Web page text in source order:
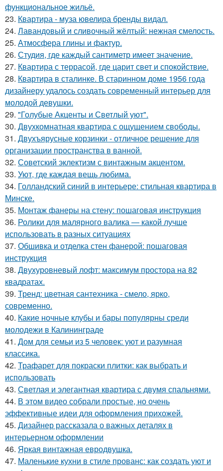
функциональное жильё.
23. Квартира - муза ювелира бренды видал.
24. Лавандовый и сливочный жёлтый: нежная смелость.
25. Атмосфера глины и фактур.
26. Студия, где каждый сантиметр имеет значение.
27. Квартира с террасой, где царит свет и спокойствие.
28. Квартира в сталинке. В старинном доме 1956 года
дизайнеру удалось создать современный интерьер для
молодой девушки.
29. "Голубые Акценты и Светлый уют".
30. Двухкомнатная квартира с ощущением свободы.
31. Двухъярусные корзинки - отличное решение для
организации пространства в ванной.
32. Советский эклектизм с винтажным акцентом.
33. Уют, где каждая вещь любима.
34. Голландский синий в интерьере: стильная квартира в
Минске.
35. Монтаж фанеры на стену: пошаговая инструкция
36. Ролики для малярного валика — какой лучше
использовать в разных ситуациях
37. Обшивка и отделка стен фанерой: пошаговая
инструкция
38. Двухуровневый лофт: максимум простора на 82
квадратах.
39. Тренд: цветная сантехника - смело, ярко,
современно.
40. Какие ночные клубы и бары популярны среди
молодежи в Калининграде
41. Дом для семьи из 5 человек: уют и разумная
классика.
42. Трафарет для покраски плитки: как выбрать и
использовать
43. Светлая и элегантная квартира с двумя спальнями.
44. В этом видео собрали простые, но очень
эффективные идеи для оформления прихожей.
45. Дизайнер рассказала о важных деталях в
интерьерном оформлении
46. Яркая винтажная евродвушка.
47. Маленькие кухни в стиле прованс: как создать уют и